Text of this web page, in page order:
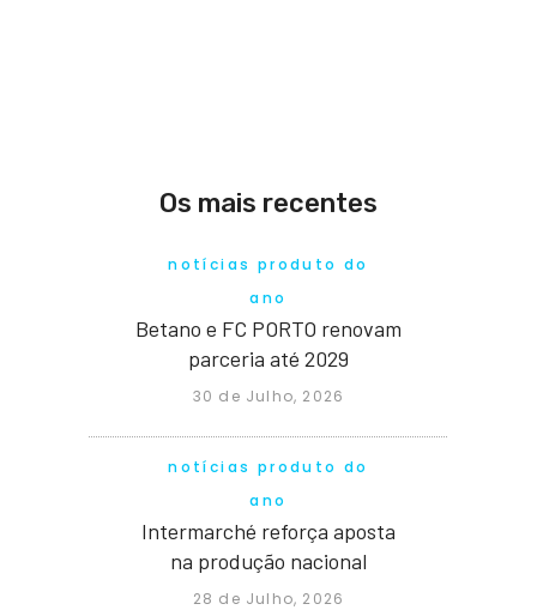
Os mais recentes
notícias produto do
ano
Betano e FC PORTO renovam
parceria até 2029
30 de Julho, 2026
notícias produto do
ano
Intermarché reforça aposta
na produção nacional
28 de Julho, 2026